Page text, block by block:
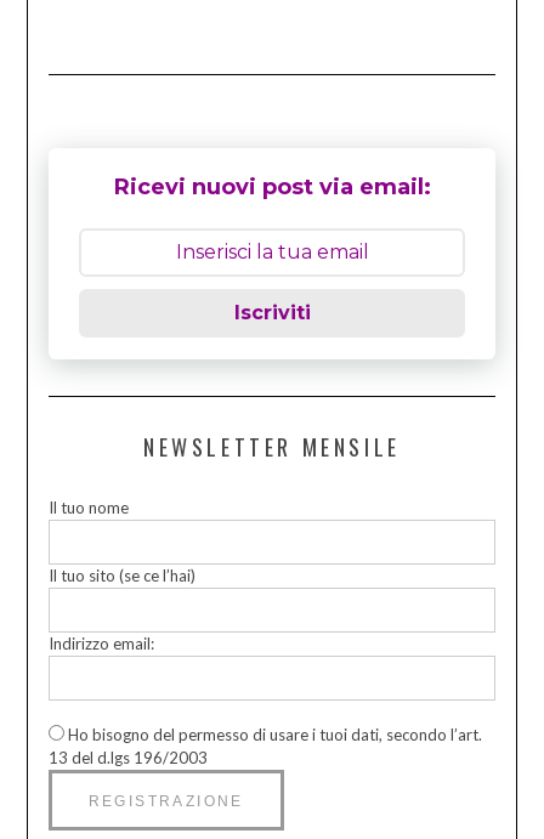
Ricevi nuovi post via email:
Iscriviti
NEWSLETTER MENSILE
Il tuo nome
Il tuo sito (se ce l’hai)
Indirizzo email:
Ho bisogno del permesso di usare i tuoi dati, secondo l’art.
13 del d.lgs 196/2003